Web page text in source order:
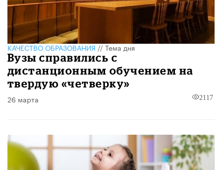
КАЧЕСТВО ОБРАЗОВАНИЯ//Тема дня
Вузы справились с
дистанционным обучением на
твердую «четверку»
26 марта 2117